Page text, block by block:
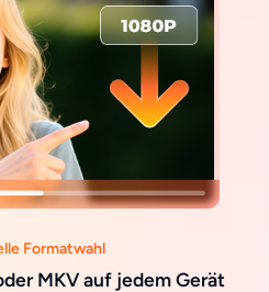
Formatwahl
MKV auf jedem Gerät